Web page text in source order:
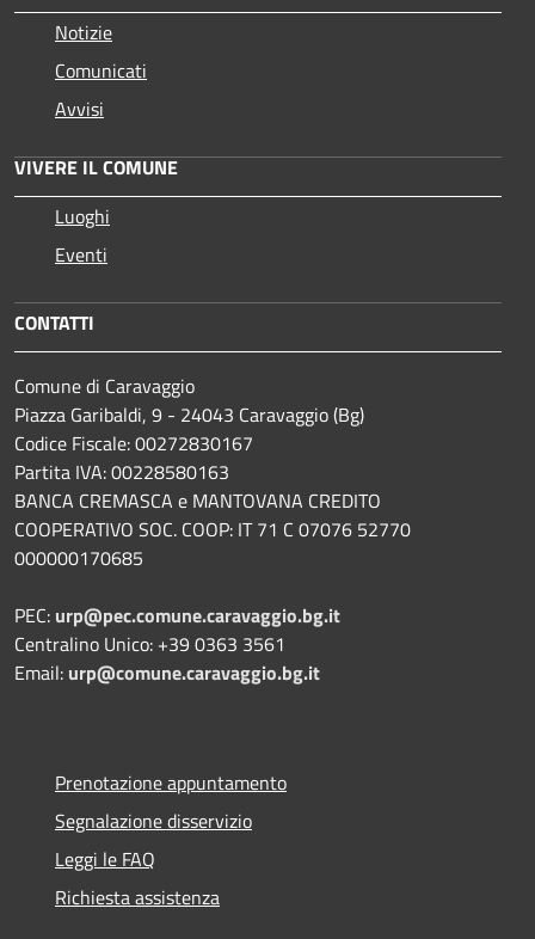
Notizie
Comunicati
Avvisi
VIVERE IL COMUNE
Luoghi
Eventi
CONTATTI
Comune di Caravaggio
Piazza Garibaldi, 9 - 24043 Caravaggio (Bg)
Codice Fiscale: 00272830167
Partita IVA: 00228580163
BANCA CREMASCA e MANTOVANA CREDITO
COOPERATIVO SOC. COOP: IT 71 C 07076 52770
000000170685
PEC: urp@pec.comune.caravaggio.bg.it
Centralino Unico: +39 0363 3561
Email: urp@comune.caravaggio.bg.it
Prenotazione appuntamento
Segnalazione disservizio
Leggi le FAQ
Richiesta assistenza